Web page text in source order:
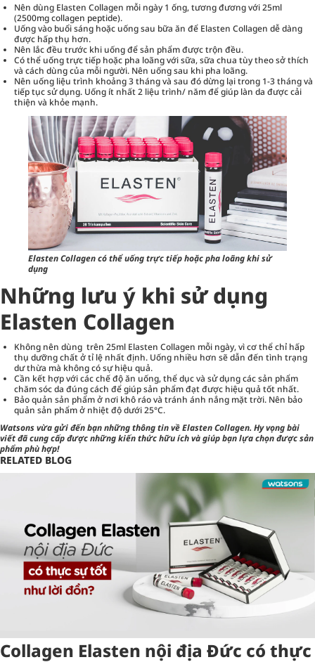
Nên dùng Elasten Collagen mỗi ngày 1 ống, tương đương với 25ml
(2500mg collagen peptide).
Uống vào buổi sáng hoặc uống sau bữa ăn để Elasten Collagen dễ dàng
được hấp thụ hơn.
Nên lắc đều trước khi uống để sản phẩm được trộn đều.
Có thể uống trực tiếp hoặc pha loãng với sữa, sữa chua tùy theo sở thích
và cách dùng của mỗi người. Nên uống sau khi pha loãng.
Nên uống liệu trình khoảng 3 tháng và sau đó dừng lại trong 1-3 tháng và
tiếp tục sử dụng. Uống ít nhất 2 liệu trình/ năm để giúp làn da được cải
thiện và khỏe mạnh.
Elasten Collagen có thể uống trực tiếp hoặc pha loãng khi sử
dụng
Những lưu ý khi sử dụng
Elasten Collagen
Không nên dùng trên 25ml Elasten Collagen mỗi ngày, vì cơ thể chỉ hấp
thụ dưỡng chất ở tỉ lệ nhất định. Uống nhiều hơn sẽ dẫn đến tình trạng
dư thừa mà không có sự hiệu quả.
Cần kết hợp với các chế độ ăn uống, thể dục và sử dụng các sản phẩm
chăm sóc da đúng cách để giúp sản phẩm đạt được hiệu quả tốt nhất.
Bảo quản sản phẩm ở nơi khô ráo và tránh ánh nắng mặt trời. Nên bảo
quản sản phẩm ở nhiệt độ dưới 25°C.
Watsonsvừa gửi đến bạn những thông tin về Elasten Collagen. Hy vọng bài
viết đã cung cấp được những kiến thức hữu ích và giúp bạn lựa chọn được sản
phẩm phù hợp!
RELATED BLOG
Collagen Elasten nội địa Đức có thực